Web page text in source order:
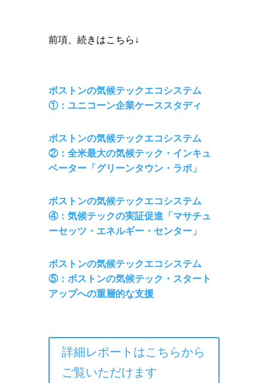
前項、続きはこちら↓
ボストンの気候テックエコシステム
①：ユニコーン企業ケーススタディ
ボストンの気候テックエコシステム
②：全米最大の気候テック・インキュ
ベーター「グリーンタウン・ラボ」
ボストンの気候テックエコシステム
④：気候テックの実証促進「マサチュ
ーセッツ・エネルギー・センター」
ボストンの気候テックエコシステム
⑤：ボストンの気候テック・スタート
アップへの重層的な支援
詳細レポートはこちらから
ご覧いただけます